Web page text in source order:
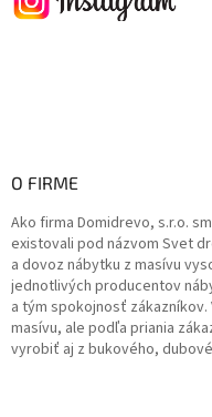
O FIRME
Ako firma Domidrevo, s.r.o.
existovali pod názvom Svet
a dovoz nábytku z masívu
jednotlivých producentov
a tým spokojnosť
masívu, ale podľa priania
vyrobiť aj z bukového,